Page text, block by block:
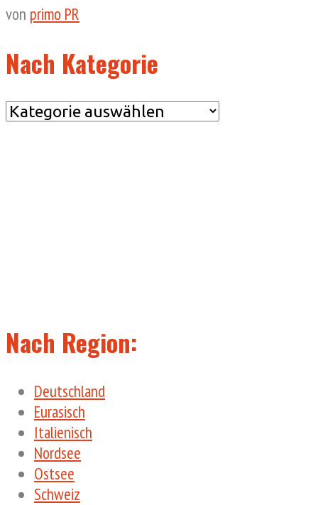
von primo PR
Nach Kategorie
Nach
Nach Region:
Deutschland
Eurasisch
Italienisch
Nordsee
Ostsee
Schweiz